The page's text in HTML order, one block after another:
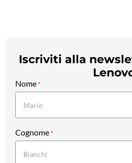
Iscriviti alla
Newsletter
Nome *
Cognome *